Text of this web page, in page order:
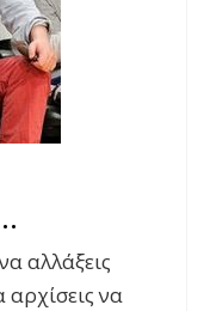
αλλάξεις
αρχίσεις να